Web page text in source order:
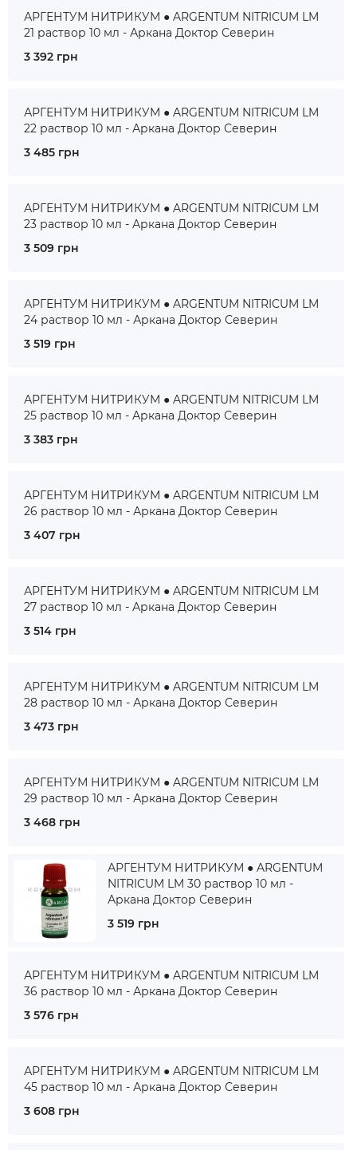
АРГЕНТУМ НИТРИКУМ ● ARGENTUM NITRICUM LM
21 раствор 10 мл - Аркана Доктор Северин
3 392 грн
АРГЕНТУМ НИТРИКУМ ● ARGENTUM NITRICUM LM
22 раствор 10 мл - Аркана Доктор Северин
3 485 грн
АРГЕНТУМ НИТРИКУМ ● ARGENTUM NITRICUM LM
23 раствор 10 мл - Аркана Доктор Северин
3 509 грн
АРГЕНТУМ НИТРИКУМ ● ARGENTUM NITRICUM LM
24 раствор 10 мл - Аркана Доктор Северин
3 519 грн
АРГЕНТУМ НИТРИКУМ ● ARGENTUM NITRICUM LM
25 раствор 10 мл - Аркана Доктор Северин
3 383 грн
АРГЕНТУМ НИТРИКУМ ● ARGENTUM NITRICUM LM
26 раствор 10 мл - Аркана Доктор Северин
3 407 грн
АРГЕНТУМ НИТРИКУМ ● ARGENTUM NITRICUM LM
27 раствор 10 мл - Аркана Доктор Северин
3 514 грн
АРГЕНТУМ НИТРИКУМ ● ARGENTUM NITRICUM LM
28 раствор 10 мл - Аркана Доктор Северин
3 473 грн
АРГЕНТУМ НИТРИКУМ ● ARGENTUM NITRICUM LM
29 раствор 10 мл - Аркана Доктор Северин
3 468 грн
АРГЕНТУМ НИТРИКУМ ● ARGENTUM
NITRICUM LM 30 раствор 10 мл -
Аркана Доктор Северин
3 519 грн
АРГЕНТУМ НИТРИКУМ ● ARGENTUM NITRICUM LM
36 раствор 10 мл - Аркана Доктор Северин
3 576 грн
АРГЕНТУМ НИТРИКУМ ● ARGENTUM NITRICUM LM
45 раствор 10 мл - Аркана Доктор Северин
3 608 грн